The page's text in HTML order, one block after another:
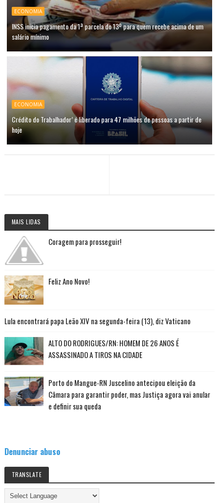
ECONOMIA
INSS inicia pagamento da 1ª parcela do 13º para quem recebe acima de um
salário mínimo
ECONOMIA
Crédito do Trabalhador’ é liberado para 47 milhões de pessoas a partir de
hoje
MAIS LIDAS
Coragem para prosseguir!
Feliz Ano Novo!
Lula encontrará papa Leão XIV na segunda-feira (13), diz Vaticano
ALTO DO RODRIGUES/RN: HOMEM DE 26 ANOS É
ASSASSINADO A TIROS NA CIDADE
Porto do Mangue-RN Juscelino antecipou eleição da
Câmara para garantir poder, mas Justiça agora vai anular
e definir sua queda
Denunciar abuso
TRANSLATE